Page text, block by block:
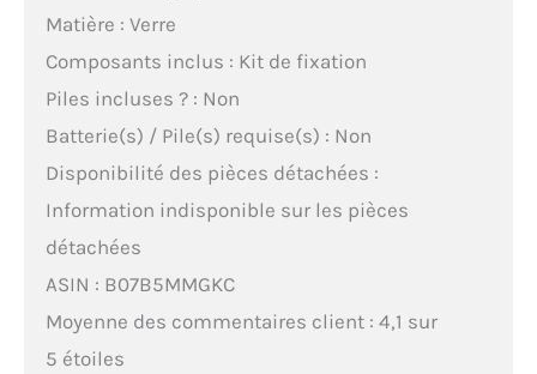
Matière : Verre
Composants inclus : Kit de fixation
Piles incluses ? : Non
Batterie(s) / Pile(s) requise(s) : Non
Disponibilité des pièces détachées :
Information indisponible sur les pièces
détachées
ASIN : B07B5MMGKC
Moyenne des commentaires client : 4,1 sur
5 étoiles